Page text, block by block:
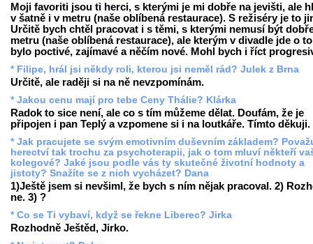
Moji favoriti jsou ti herci, s kterými je mi dobře na jevišti, ale
v šatně i v metru (naše oblíbená restaurace). S režiséry je to
Určitě bych chtěl pracovat i s těmi, s kterými nemusí být
metru (naše oblíbená restaurace), ale kterým v divadle jde o
bylo poctivé, zajímavé a něčím nové. Mohl bych i říct
* Filipe, hrál jsi někdy roli, kterou jsi neměl rád? Julek z Brna
Určitě, ale raději si na ně nevzpomínám.
* Jakou cenu mají pro tebe Ceny Thálie? Klárka
Radok to sice není, ale co s tím můžeme dělat. Doufám, že je
připojen i pan Teplý a vzpomene si i na loutkáře. Tímto děkuji.
* Jak pracujete se svým emotivním duševním základem?
herectví tak trochu za psychoterapii, jak o tom mluví někteří
kolegové? Jaké jsou podle vás ty skutečné životní hodnoty a
jistoty? Snažíte se z nich vycházet? Dana
1)Ještě jsem si nevšiml, že bych s ním nějak pracoval. 2)
ne. 3) ?
* Co se Ti vybaví, když se řekne Liberec? Jirka
Rozhodně Ještěd, Jirko.